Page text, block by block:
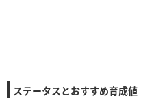
ステータスとおすすめ育成値